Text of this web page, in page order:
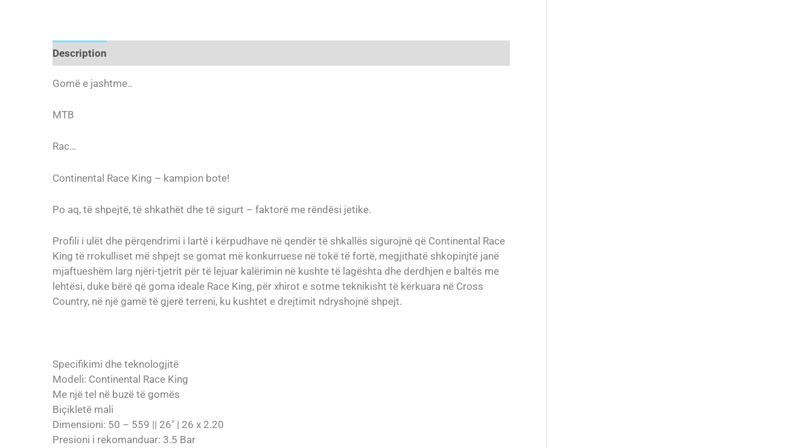
Description
Gomë e jashtme..
MTB
Rac…
Continental Race King – kampion bote!
Po aq, të shpejtë, të shkathët dhe të sigurt – faktorë me rëndësi jetike.
Profili i ulët dhe përqendrimi i lartë i kërpudhave në qendër të shkallës sigurojnë që Continental Race
King të rrokulliset më shpejt se gomat më konkurruese në tokë të fortë, megjithatë shkopinjtë janë
mjaftueshëm larg njëri-tjetrit për të lejuar kalërimin në kushte të lagështa dhe derdhjen e baltës me
lehtësi, duke bërë që goma ideale Race King, për xhirot e sotme teknikisht të kërkuara në Cross
Country, në një gamë të gjerë terreni, ku kushtet e drejtimit ndryshojnë shpejt.
Specifikimi dhe teknologjitë
Modeli: Continental Race King
Me një tel në buzë të gomës
Biçikletë mali
Dimensioni: 50 – 559 || 26″ | 26 x 2.20
Presioni i rekomanduar: 3.5 Bar